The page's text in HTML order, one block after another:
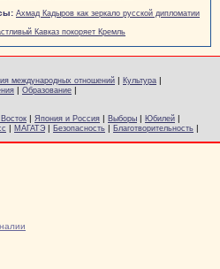
Ахмад Кадыров как зеркало русской дипломатии
Кавказ покоряет Кремль
международных отношений | Культура |
| Образование |
| Япония и Россия | Выборы | Юбилей |
| МАГАТЭ | Безопасность | Благотворительность |